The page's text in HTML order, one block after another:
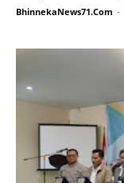
BhinnekaNews71.Com